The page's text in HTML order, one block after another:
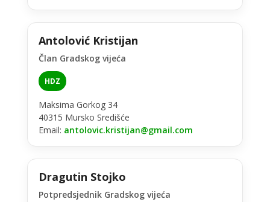
Antolović Kristijan
Član Gradskog vijeća
HDZ
Maksima Gorkog 34
40315 Mursko Središće
Email: antolovic.kristijan@gmail.com
Dragutin Stojko
Potpredsjednik Gradskog vijeća